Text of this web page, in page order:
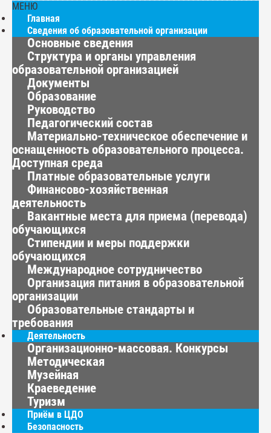
МЕНЮ
Главная
Сведения об образовательной организации
Основные сведения
Структура и органы управления
образовательной организацией
Документы
Образование
Руководство
Педагогический состав
Материально-техническое обеспечение и
оснащенность образовательного процесса.
Доступная среда
Платные образовательные услуги
Финансово-хозяйственная
деятельность
Вакантные места для приема (перевода)
обучающихся
Стипендии и меры поддержки
обучающихся
Международное сотрудничество
Организация питания в образовательной
организации
Образовательные стандарты и
требования
Деятельность
Организационно-массовая. Конкурсы
Методическая
Музейная
Краеведение
Туризм
Приём в ЦДО
Безопасность